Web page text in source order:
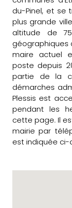
du-Pinel, et se
plus grande
altitude de
géographiques
maire actuel
poste depuis
partie de la
démarches
Plessis est
pendant les
cette page. Il
mairie par
est indiquée ci-